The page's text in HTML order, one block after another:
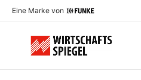
Eine Marke von